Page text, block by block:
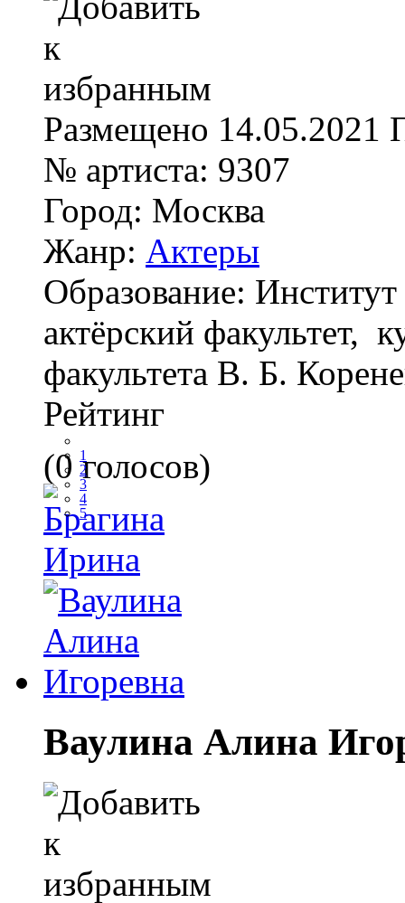
Размещено 14.05.2021
№ артиста: 9307
Город: Москва
Жанр: Актеры
Образование:
актёрский факультет,
факультета В. Б.
Рейтинг
1
2
3
4
5
(0 голосов)
Ваулина Алина